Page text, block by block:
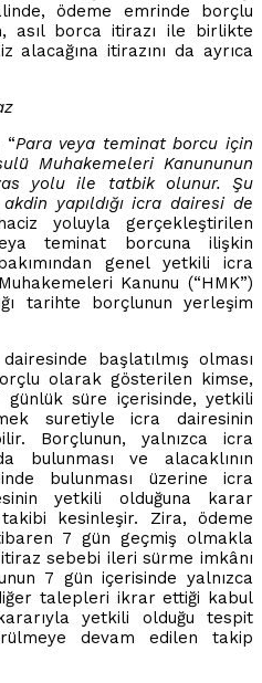
ödeme emrinde borçlu
asıl borca itirazı ile birlikte
alacağına itirazını da ayrıca
“Para veya teminat borcu için
Muhakemeleri Kanununun
yolu ile tatbik olunur. Şu
yapıldığı icra dairesi de
yoluyla gerçekleştirilen
teminat borcuna ilişkin
genel yetkili icra
Kanunu (“HMK”)
tarihte borçlunun yerleşim
başlatılmış olması
olarak gösterilen kimse,
süre içerisinde, yetkili
suretiyle icra dairesinin
Borçlunun, yalnızca icra
bulunması ve alacaklının
bulunması üzerine icra
yetkili olduğuna karar
kesinleşir. Zira, ödeme
7 gün geçmiş olmakla
sebebi ileri sürme imkânı
7 gün içerisinde yalnızca
talepleri ikrar ettiği kabul
yetkili olduğu tespit
devam edilen takip